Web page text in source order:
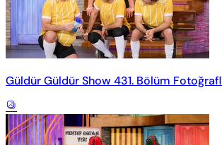
Güldür Güldür Show 431. Bölüm